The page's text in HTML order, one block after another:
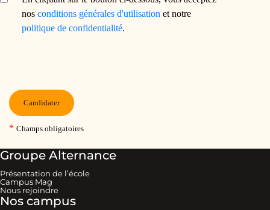
Groupe Alternance
Présentation de l’école
Campus Mag
Nous rejoindre
Nos campus